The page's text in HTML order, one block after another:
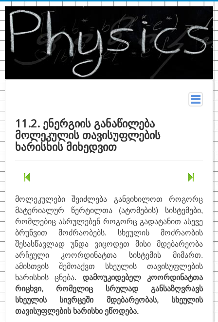
სახელმძღვანელო
თეორია
ტერმინები
ზოგადი ფიზიკა
საინტერესო
ფიზიკოსები
კითხვა–პასუხი
საიტის შესახებ
11.2. ენერგიის განაწილება
მოლეკულის თავისუფლების
ხარისხის მიხედვით
მოლეკულები შეიძლება განვიხილოთ როგორც
მატერიალურ წერტილთა (ატომების) სისტემები,
რომლებიც ასრულებენ როგორც გადატანით ასევე
ბრუნვით მოძრაობებს. სხეულის მოძრაობის
შესასწავლად უნდა ვიცოდეთ მისი მდებარეობა
არჩეული კოორდინატთა სისტემის მიმართ.
ამისთვის შემოაქვთ სხეულის თავისუფლების
ხარისხის ცნება. დამოუკიდებელ კოორდინატთა
რიცხვი, რომელიც სრულად განსაზღვრავს
სხეულის სივრცეში მდებარეობას, სხეულის
თავისუფლების ხარისხი ეწოდება.